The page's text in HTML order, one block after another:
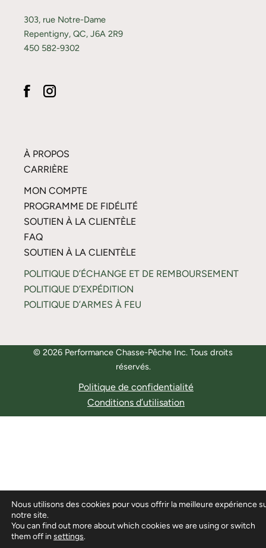
303, rue Notre-Dame
Repentigny, QC, J6A 2R9
450 582-9302
À PROPOS
CARRIÈRE
MON COMPTE
PROGRAMME DE FIDÉLITÉ
SOUTIEN À LA CLIENTÈLE
FAQ
SOUTIEN À LA CLIENTÈLE
POLITIQUE D’ÉCHANGE ET DE REMBOURSEMENT
POLITIQUE D’EXPÉDITION
POLITIQUE D’ARMES À FEU
© 2026 Performance Chasse-Pêche Inc. Tous droits
réservés.
Politique de confidentialité
Conditions d’utilisation
Nous utilisons des cookies pour vous offrir la meilleure expérience
notre site.
You can find out more about which cookies we are using or switch
them off in settings.